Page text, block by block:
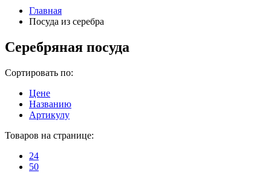
Главная
Посуда из серебра
Серебряная посуда
Сортировать по:
Цене
Названию
Артикулу
Товаров на странице:
24
50